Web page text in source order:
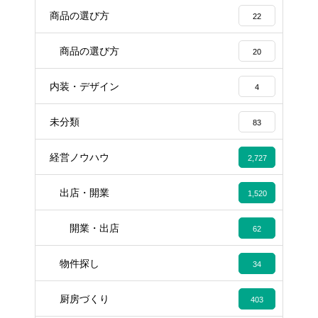
商品の選び方 22
商品の選び方 20
内装・デザイン 4
未分類 83
経営ノウハウ 2,727
出店・開業 1,520
開業・出店 62
物件探し 34
厨房づくり 403